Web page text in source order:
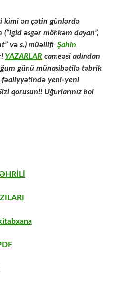
kimi ən çətin günlərdə
əsgər möhkəm dayan”,
və s.) müəllifi Şahin
YAZARLAR cameəsi adından
günü münasibətilə təbrik
fəaliyyətində yeni-yeni
qorusun!! Uğurlarınız bol